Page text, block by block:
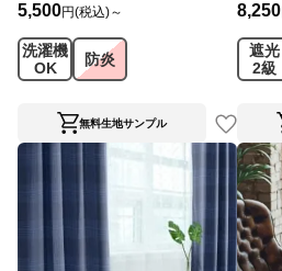
5,500円(税込)～
洗濯機
OK
防炎
無料生地サンプル
8,250
遮光
2級